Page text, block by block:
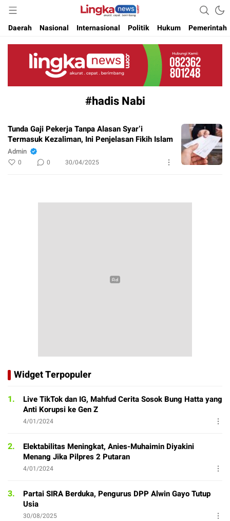
Lingkanews
Akurat. Cepat & Berimbang
Daerah
Nasional Internasional Politik Hukum Pemerintah
#hadis Nabi
Tunda Gaji Pekerja Tanpa Alasan Syar’i
Termasuk Kezaliman, Ini Penjelasan Fikih Islam
Admin
0 0 30/04/2025
Widget Terpopuler
1.
Live TikTok dan IG, Mahfud Cerita Sosok Bung Hatta yang
Anti Korupsi ke Gen Z
4/01/2024
2.
Elektabilitas Meningkat, Anies-Muhaimin Diyakini
Menang Jika Pilpres 2 Putaran
4/01/2024
3.
Partai SIRA Berduka, Pengurus DPP Alwin Gayo Tutup
Usia
30/08/2025